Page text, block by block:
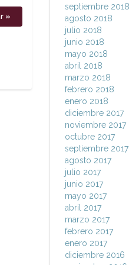
septiembre 2018
agosto 2018
julio 2018
junio 2018
mayo 2018
abril 2018
marzo 2018
febrero 2018
enero 2018
diciembre 2017
noviembre 2017
octubre 2017
septiembre 2017
agosto 2017
julio 2017
junio 2017
mayo 2017
abril 2017
marzo 2017
febrero 2017
enero 2017
diciembre 2016